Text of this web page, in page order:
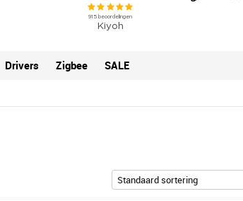
Drivers Zigbee SALE